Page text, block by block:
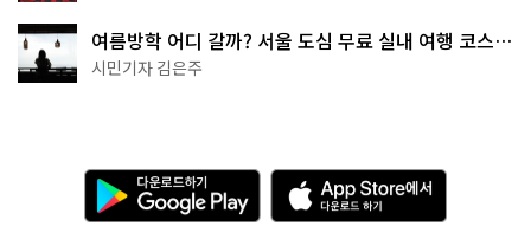
여름방학 어디 갈까? 서울 도심 무료 실내 여행 코스
추천
시민기자 김은주
다
운
로
A
p
p